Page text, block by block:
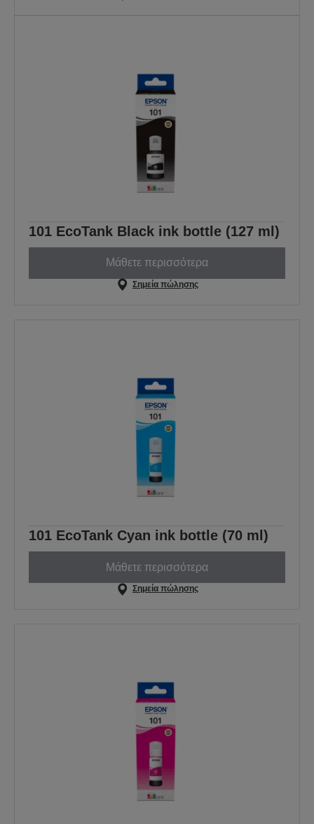
101 EcoTank Black ink bottle (127 ml)
Μάθετε περισσότερα
Σημεία πώλησης
101 EcoTank Cyan ink bottle (70 ml)
Μάθετε περισσότερα
Σημεία πώλησης